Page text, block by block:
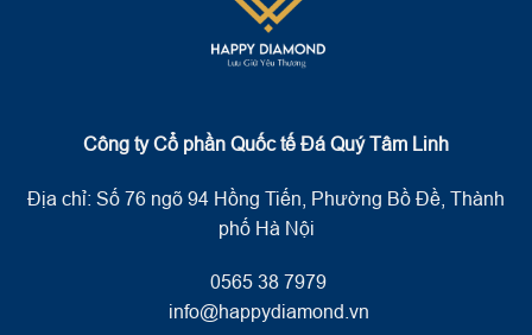
Công ty Cổ phần Quốc tế Đá Quý Tâm Linh
Địa chỉ: Số 76 ngõ 94 Hồng Tiến, Phường Bồ Đề, Thành
phố Hà Nội
0565 38 7979
info@happydiamond.vn